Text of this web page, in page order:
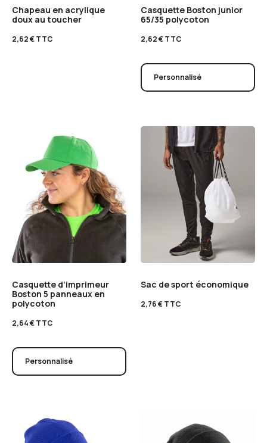
Chapeau en acrylique
doux au toucher
2,62€TTC
Casquette Boston junior
65/35 polycoton
2,62€TTC
Personnalisé
Casquette d’imprimeur
Boston 5 panneaux en
polycoton
2,64€TTC
Personnalisé
Sac de sport économique
2,76€TTC